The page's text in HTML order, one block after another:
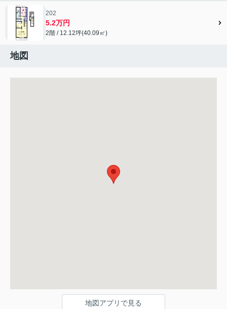
202
5.2万円
2階 / 12.12坪(40.09㎡)
地図
地図アプリで見る